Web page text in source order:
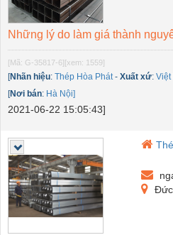
Những lý do làm giá thành
[Mã: G-35817-6][xem: 1559]
[Nhãn hiệu: Thép Hòa Phát- Xuất xứ: Việt
[Nơi bán: Hà Nội]
2021-06-22 15:05:43]